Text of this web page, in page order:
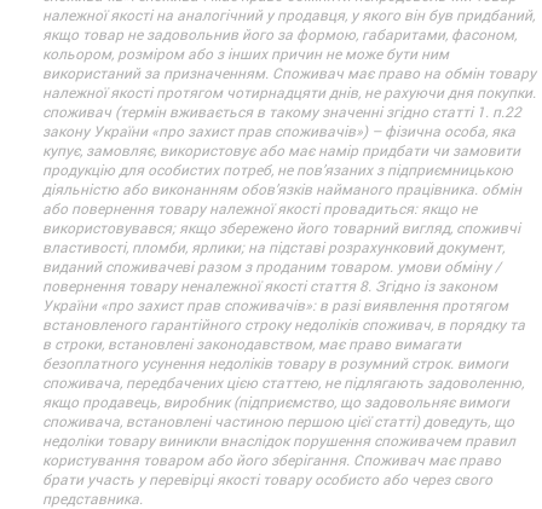
належної якості на аналогічний у продавця, у якого він був придбаний,
якщо товар не задовольнив його за формою, габаритами, фасоном,
кольором, розміром або з інших причин не може бути ним
використаний за призначенням. Споживач має право на обмін товару
належної якості протягом чотирнадцяти днів, не рахуючи дня покупки.
споживач (термін вживається в такому значенні згідно статті 1. п.22
закону України «про захист прав споживачів») – фізична особа, яка
купує, замовляє, використовує або має намір придбати чи замовити
продукцію для особистих потреб, не пов’язаних з підприємницькою
діяльністю або виконанням обов’язків найманого працівника. обмін
або повернення товару належної якості провадиться: якщо не
використовувався; якщо збережено його товарний вигляд, споживчі
властивості, пломби, ярлики; на підставі розрахунковий документ,
виданий споживачеві разом з проданим товаром. умови обміну /
повернення товару неналежної якості стаття 8. Згідно із законом
України «про захист прав споживачів»: в разі виявлення протягом
встановленого гарантійного строку недоліків споживач, в порядку та
в строки, встановлені законодавством, має право вимагати
безоплатного усунення недоліків товару в розумний строк. вимоги
споживача, передбачених цією статтею, не підлягають задоволенню,
якщо продавець, виробник (підприємство, що задовольняє вимоги
споживача, встановлені частиною першою цієї статті) доведуть, що
недоліки товару виникли внаслідок порушення споживачем правил
користування товаром або його зберігання. Споживач має право
брати участь у перевірці якості товару особисто або через свого
представника.